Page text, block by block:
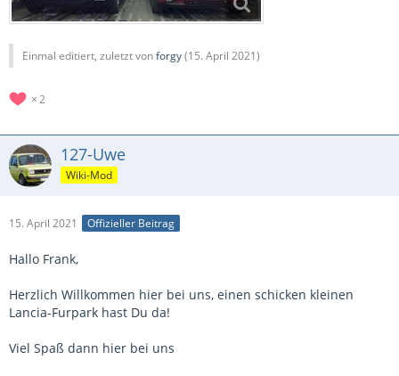
Einmal editiert, zuletzt vonforgy(15. April 2021)
2
127-Uwe
Wiki-Mod
15. April 2021 Offizieller Beitrag
Hallo Frank,
Herzlich Willkommen hier bei uns, einen schicken kleinen
Lancia-Furpark hast Du da!
Viel Spaß dann hier bei uns